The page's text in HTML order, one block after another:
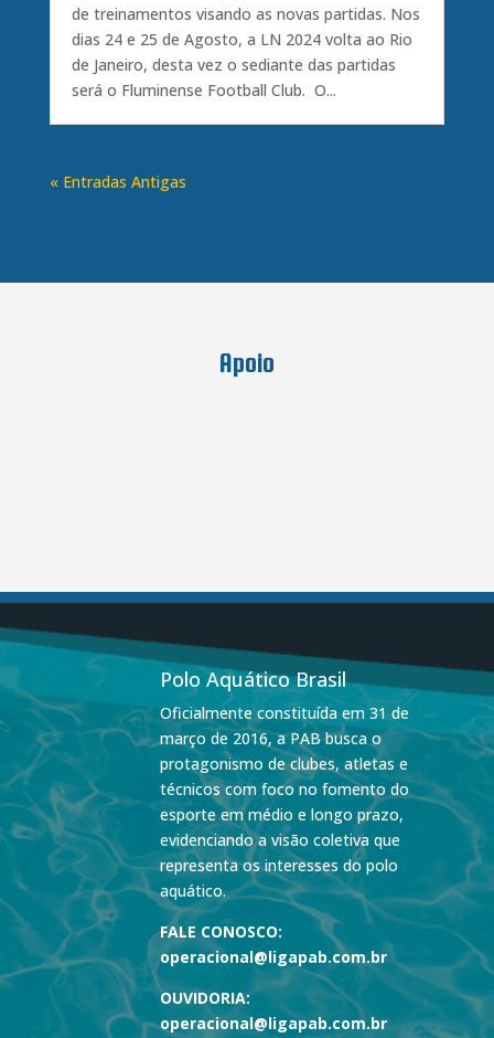
de treinamentos visando as novas partidas. Nos
dias 24 e 25 de Agosto, a LN 2024 volta ao Rio
de Janeiro, desta vez o sediante das partidas
será o Fluminense Football Club. O...
« Entradas Antigas
Apoio
Polo Aquático Brasil
Oficialmente constituída em 31 de
março de 2016, a PAB busca o
protagonismo de clubes, atletas e
técnicos com foco no fomento do
esporte em médio e longo prazo,
evidenciando a visão coletiva que
representa os interesses do polo
aquático.
FALE CONOSCO:
operacional@ligapab.com.br
OUVIDORIA:
operacional@ligapab.com.br